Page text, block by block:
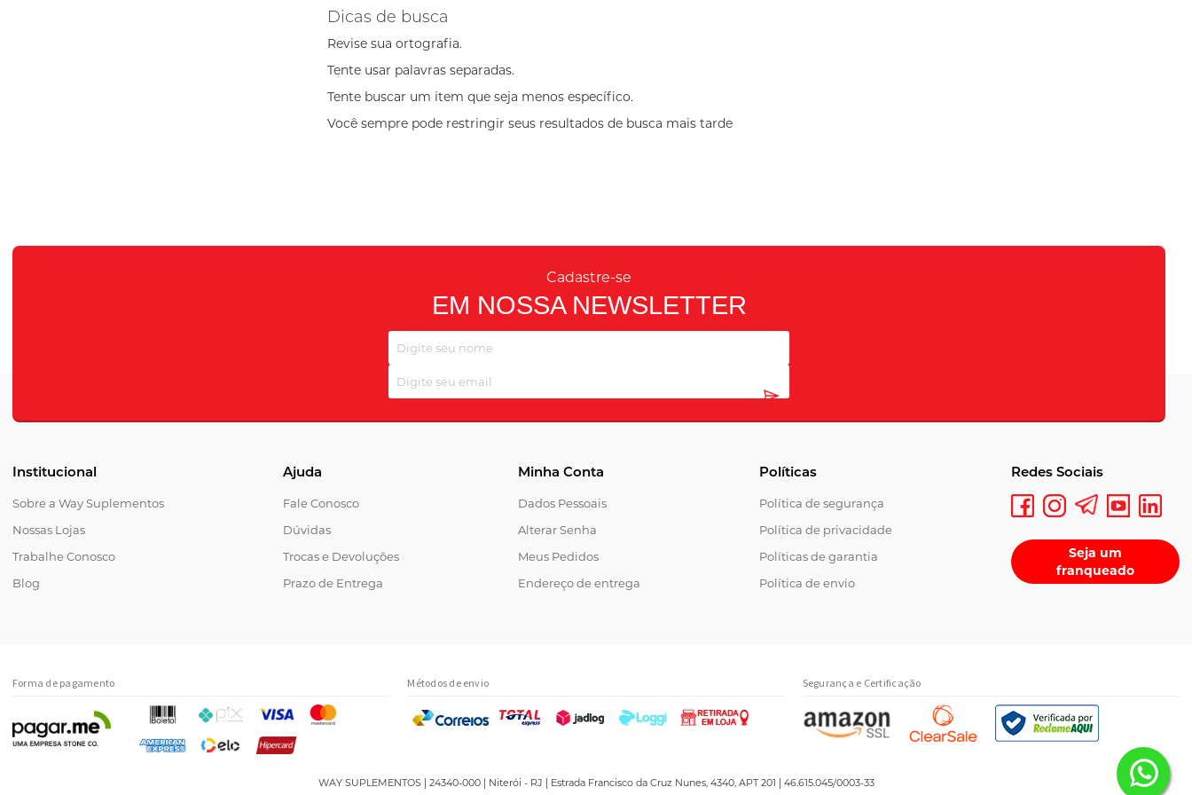
Dicas de busca
Revise sua ortografia.
Tente usar palavras separadas.
Tente buscar um item que seja menos específico.
Você sempre pode restringir seus resultados de busca mais tarde
Cadastre-se
EM NOSSA NEWSLETTER
Institucional
Sobre a Way Suplementos
Nossas Lojas
Trabalhe Conosco
Blog
Ajuda
Fale Conosco
Dúvidas
Trocas e Devoluções
Prazo de Entrega
Minha Conta
Dados Pessoais
Alterar Senha
Meus Pedidos
Endereço de entrega
Políticas
Política de segurança
Política de privacidade
Políticas de garantia
Política de envio
Redes Sociais
Seja um
franqueado
Forma de pagamento Métodos de envio Segurança e Certificação
WAY SUPLEMENTOS | 24340-000 | Niterói - RJ | Estrada Francisco da Cruz Nunes, 4340, APT 201 | 46.615.045/0003-33